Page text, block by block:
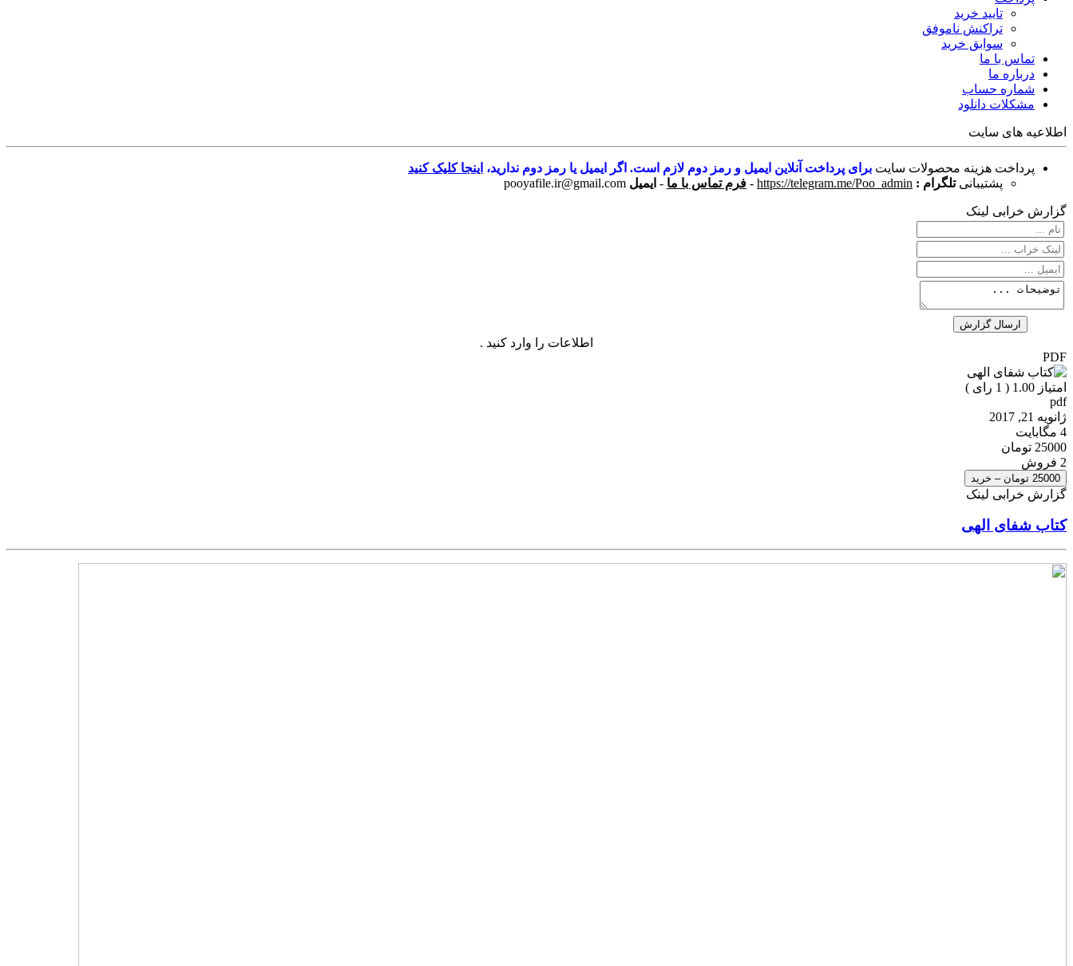
تایید خرید
تراکنش ناموفق
سوابق خرید
تماس با ما
درباره ما
شماره حساب
مشکلات دانلود
اطلاعیه های سایت
پرداخت هزینه محصولات سایت برای پرداخت آنلاین ایمیل و رمز دوم لازم است. اگر ایمیل یا رمز دوم ندارید، اینجا کلیک کنید
پشتیبانی تلگرام : https://telegram.me/Poo_admin
- فرم تماس با ما - ایمیل pooyafile.ir@gmail.com
گزارش خرابی لینک
اطلاعات را وارد کنید .
PDF
امتیاز 1.00 ( 1 رای )
pdf
ژانویه 21, 2017
4 مگابایت
25000 تومان
2 فروش
25000 تومان – خرید
گزارش خرابی لینک
کتاب شفای الهی